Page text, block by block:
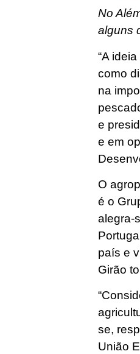
No
alguns
“A
como
na
e
e em
O
é o
alegra-
país e
Girão
se,
União